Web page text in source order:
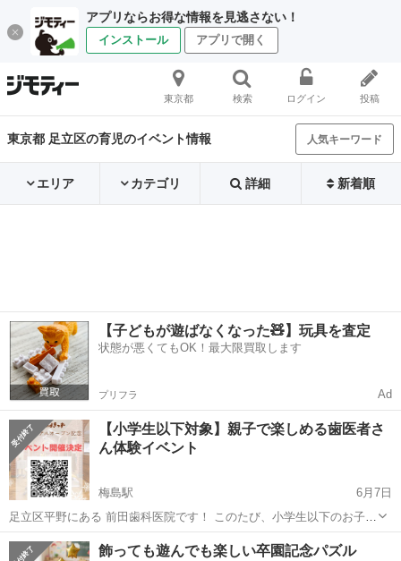
アプリならお得な情報を見逃さない！
インストール アプリで開く
東京都 検索 ログイン 投稿
東京都 足立区の育児のイベント情報 人気キーワード
エリア カテゴリ 詳細 新着順
【子どもが遊ばなくなった🧸】玩具を査定
状態が悪くてもOK！最大限買取します
プリフラ Ad
【小学生以下対象】親子で楽しめる歯医者さ
ん体験イベント
梅島駅
6月7日
足立区平野にある 前田歯科医院です！ このたび、小学生以下のお子さ
まと保護者の方を対象に、親子で楽しめる「歯医者さん体験イベン
ト」を開催します！ 普段は入ることのできない歯科医院の裏側を見学
東京 足立区 梅島駅 対象
飾っても遊んでも楽しい卒園記念パズル